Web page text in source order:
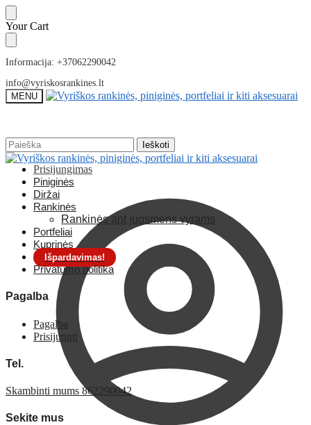
Skip
to
navigation
Skip
to
content
Your Cart
Informacija: +37062290042
info@vyriskosrankines.lt
MENU
Ieškoti: Ieškoti
Prisijungimas
Ieškoti: Ieškoti
Piniginės
Diržai
Rankinės
Rankinės ant juosmens vyrams
Portfeliai
Kuprinės
Išpardavimas!
Privatumo politika
Pagalba
Pagalba
Prisijungti
Tel.
Skambinti mums 862290042
Sekite mus